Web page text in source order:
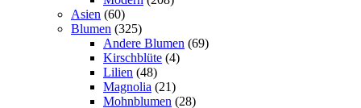
Asien (60)
Blumen (325)
Andere Blumen (69)
Kirschblüte (4)
Lilien (48)
Magnolia (21)
Mohnblumen (28)